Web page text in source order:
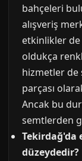
bahçeleri
alışveriş
etkinlikler de
oldukça
hizmetler de
parçası
Ancak bu
semtlerden
Tekirdağ'da
düzeydedir?